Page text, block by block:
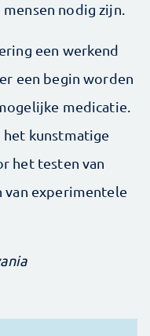
nodig zijn.
een werkend
een begin worden
medicatie.
het kunstmatige
het testen van
van experimentele